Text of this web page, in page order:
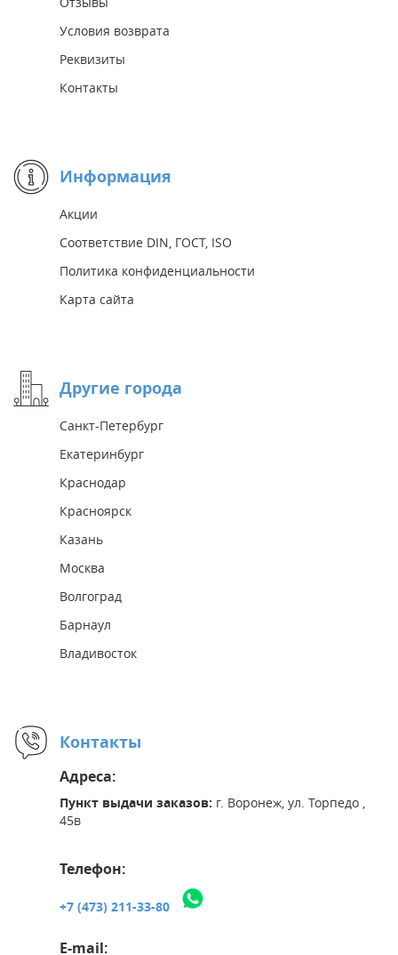
Условия возврата
Реквизиты
Контакты
Информация
Акции
Соответствие DIN, ГОСТ, ISO
Политика конфиденциальности
Карта сайта
Другие города
Санкт-Петербург
Екатеринбург
Краснодар
Красноярск
Казань
Москва
Волгоград
Барнаул
Владивосток
Контакты
Адреса:
Пункт выдачи заказов: г. Воронеж, ул. Торпедо ,
45в
Телефон:
+7 (473) 211-33-80
E-mail: